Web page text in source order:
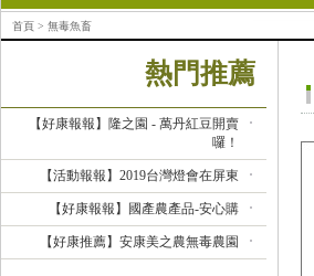
首頁 > 無毒魚畜
熱門推薦
【好康報報】隆之園 - 萬丹紅豆開賣
囉！
【活動報報】2019台灣燈會在屏東
【好康報報】國產農產品-安心購
【好康推薦】安康美之農無毒農園